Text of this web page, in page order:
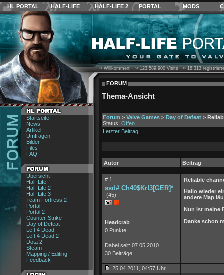
HL PORTAL HALF-LIFE HALF-LIFE 2 PORTAL MODS
Startseite
News
Artikel
Umfragen
Bilder
Files
FAQ
Übersicht
Half-Life
Half-Life 2
Half-Life 3
Team Fortress 2
Portal
Portal 2
Counter-Strike
Day of Defeat
Left 4 Dead
Left 4 Dead 2
Dota 2
Steam
Mapping / Editing
Feedback
›› Willkommen! ››123.589.900Visits ››18.313
FORUM
Thema-Ansicht
Forum > Valve Games > Day of Defeat >
Status: Offen
Letzter Beitrag
Autor Beitrag
# 1
ssd# Ch40$Kr!3[GER]*
(45)
Headcrab
0 Punkte
Dabei seit: 07.05.2010
30 Beiträge
Reliable
Hallo wieder
andere Map
Nun ist meine
Danke schon
25.04.2011, 04:57 Uhr